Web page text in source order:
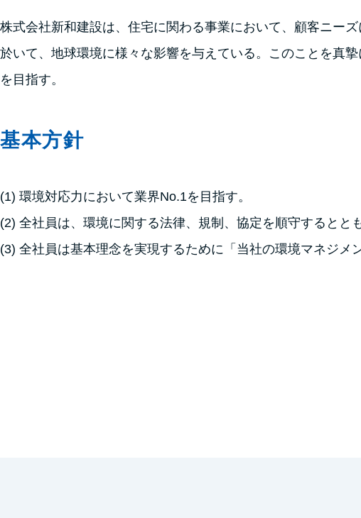
株式会社新和建設は、住宅に関わる事業において、顧客ニー
於いて、地球環境に様々な影響を与えている。このことを真
を目指す。
基本方針
(1) 環境対応力において業界No.1を目指す。
(2) 全社員は、環境に関する法律、規制、協定を順守するとと
(3) 全社員は基本理念を実現するために「当社の環境マネジメ